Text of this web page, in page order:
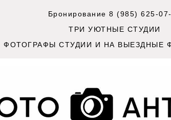
Бронирование 8 (985) 625-
ТРИ УЮТНЫЕ СТУДИИ
ФОТОГРАФЫ СТУДИИ И НА ВЫЕЗДНЫЕ